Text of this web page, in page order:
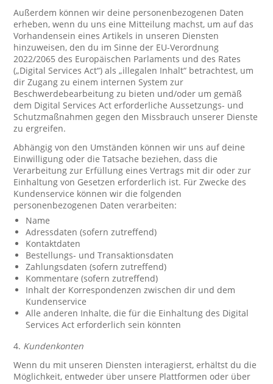
Außerdem können wir deine personenbezogenen Daten
erheben, wenn du uns eine Mitteilung machst, um auf das
Vorhandensein eines Artikels in unseren Diensten
hinzuweisen, den du im Sinne der EU-Verordnung
2022/2065 des Europäischen Parlaments und des Rates
(„Digital Services Act“) als „illegalen Inhalt“ betrachtest, um
dir Zugang zu einem internen System zur
Beschwerdebearbeitung zu bieten und/oder um gemäß
dem Digital Services Act erforderliche Aussetzungs- und
Schutzmaßnahmen gegen den Missbrauch unserer Dienste
zu ergreifen.
Abhängig von den Umständen können wir uns auf deine
Einwilligung oder die Tatsache beziehen, dass die
Verarbeitung zur Erfüllung eines Vertrags mit dir oder zur
Einhaltung von Gesetzen erforderlich ist. Für Zwecke des
Kundenservice können wir die folgenden
personenbezogenen Daten verarbeiten:
Name
Adressdaten (sofern zutreffend)
Kontaktdaten
Bestellungs- und Transaktionsdaten
Zahlungsdaten (sofern zutreffend)
Kommentare (sofern zutreffend)
Inhalt der Korrespondenzen zwischen dir und dem
Kundenservice
Alle anderen Inhalte, die für die Einhaltung des Digital
Services Act erforderlich sein könnten
4. Kundenkonten
Wenn du mit unseren Diensten interagierst, erhältst du die
Möglichkeit, entweder über unsere Plattformen oder über